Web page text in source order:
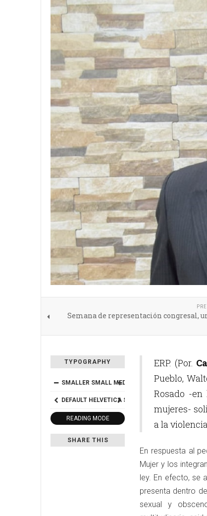
Semana de representación congresal,
TYPOGRAPHY
SMALLER SMALL MEDIUM BIGGER
DEFAULT HELVETICA SEGOE
READING MODE
SHARE THIS
ERP. (Por.
Pueblo,
Rosado -
mujeres-
a la
En respuesta al
Mujer y los
ley. En efecto, se
presenta dentro
sexual y